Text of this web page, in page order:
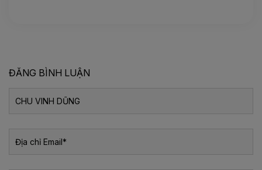
ĐĂNG BÌNH LUẬN